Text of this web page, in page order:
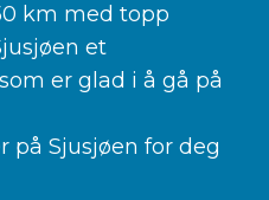
km med topp
et
er glad i å gå på
på Sjusjøen for deg